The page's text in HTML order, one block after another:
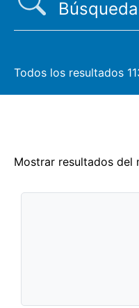
Todos los resultados
Mostrar resultados del